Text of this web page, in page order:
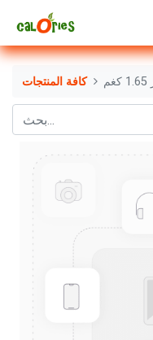
كافة المنتجات